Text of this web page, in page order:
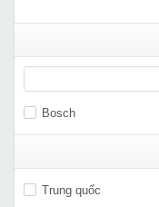
Bosch
Trung quốc